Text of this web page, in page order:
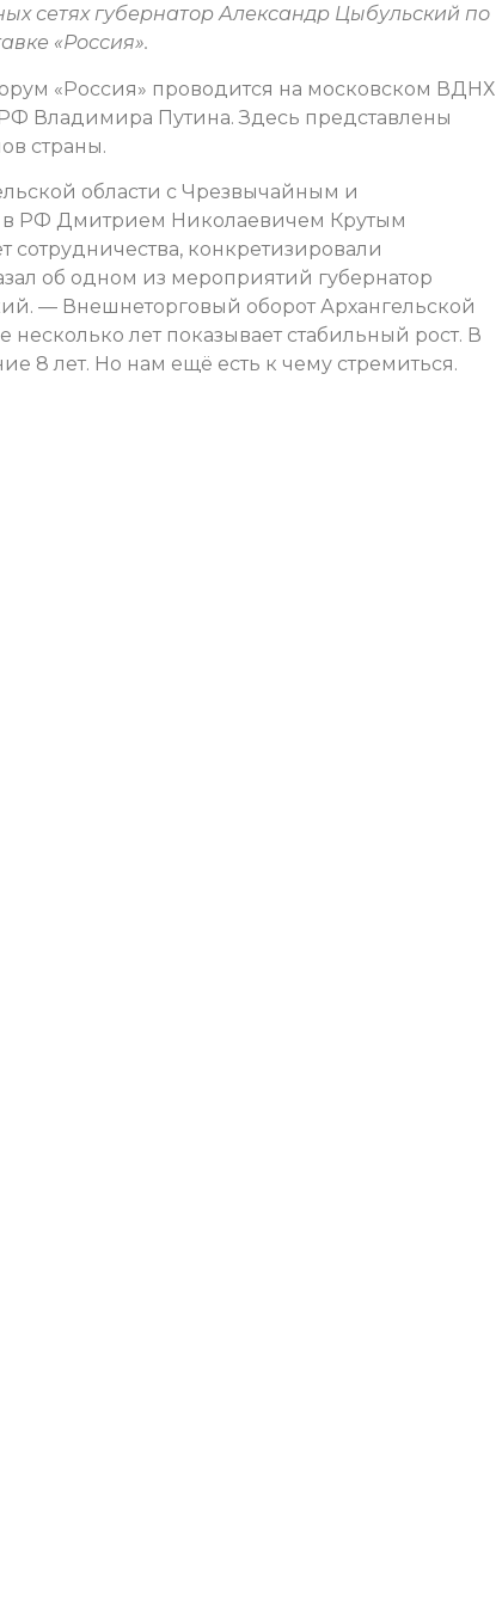
сетях губернатор Александр Цыбульский по
«Россия».
«Россия» проводится на московском ВДНХ
Владимира Путина. Здесь представлены
страны.
области с Чрезвычайным и
РФ Дмитрием Николаевичем Крутым
конкретизировали
об одном из мероприятий губернатор
— Внешнеторговый оборот Архангельской
лет показывает стабильный рост. В
8 лет. Но нам ещё есть к чему стремиться.